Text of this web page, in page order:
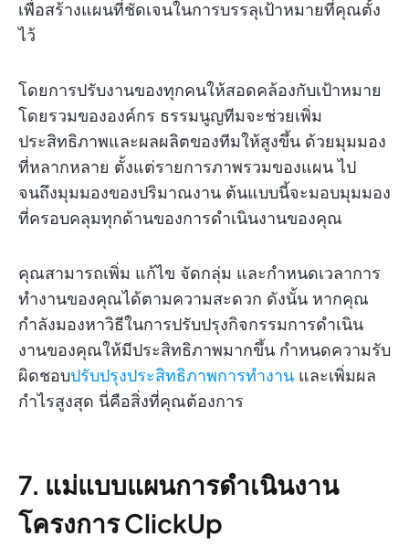
เพื่อสร้างแผนที่ชัดเจนในการบรรลุเป้าหมายที่คุณตั้ง
ไว้
โดยการปรับงานของทุกคนให้สอดคล้องกับเป้าหมาย
โดยรวมขององค์กร ธรรมนูญทีมจะช่วยเพิ่ม
ประสิทธิภาพและผลผลิตของทีมให้สูงขึ้น ด้วยมุมมอง
ที่หลากหลาย ตั้งแต่รายการภาพรวมของแผน ไป
จนถึงมุมมองของปริมาณงาน ต้นแบบนี้จะมอบมุมมอง
ที่ครอบคลุมทุกด้านของการดำเนินงานของคุณ
คุณสามารถเพิ่ม แก้ไข จัดกลุ่ม และกำหนดเวลาการ
ทำงานของคุณได้ตามความสะดวก ดังนั้น หากคุณ
กำลังมองหาวิธีในการปรับปรุงกิจกรรมการดำเนิน
งานของคุณให้มีประสิทธิภาพมากขึ้น กำหนดความรับ
ผิดชอบปรับปรุงประสิทธิภาพการทำงาน และเพิ่มผล
กำไรสูงสุด นี่คือสิ่งที่คุณต้องการ
7. แม่แบบแผนการดำเนินงาน
โครงการ ClickUp